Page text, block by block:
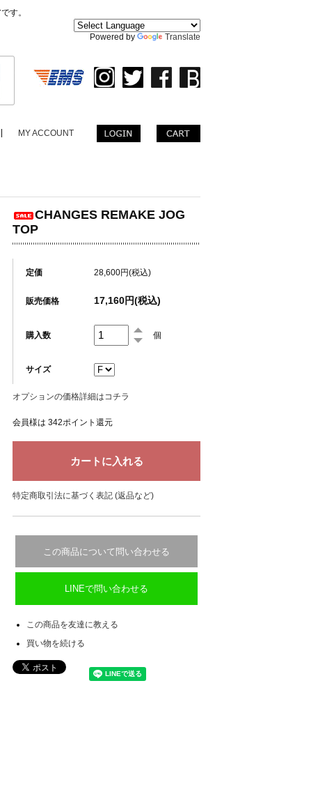
す。
Powered by Translate
MY ACCOUNT
CHANGES REMAKE JOG
TOP
定価 28,600円(税込)
販売価格 17,160円(税込)
購入数 個
サイズ
オプションの価格詳細はコチラ
会員様は 342ポイント還元
特定商取引法に基づく表記 (返品など)
この商品について問い合わせる
LINEで問い合わせる
この商品を友達に教える
買い物を続ける